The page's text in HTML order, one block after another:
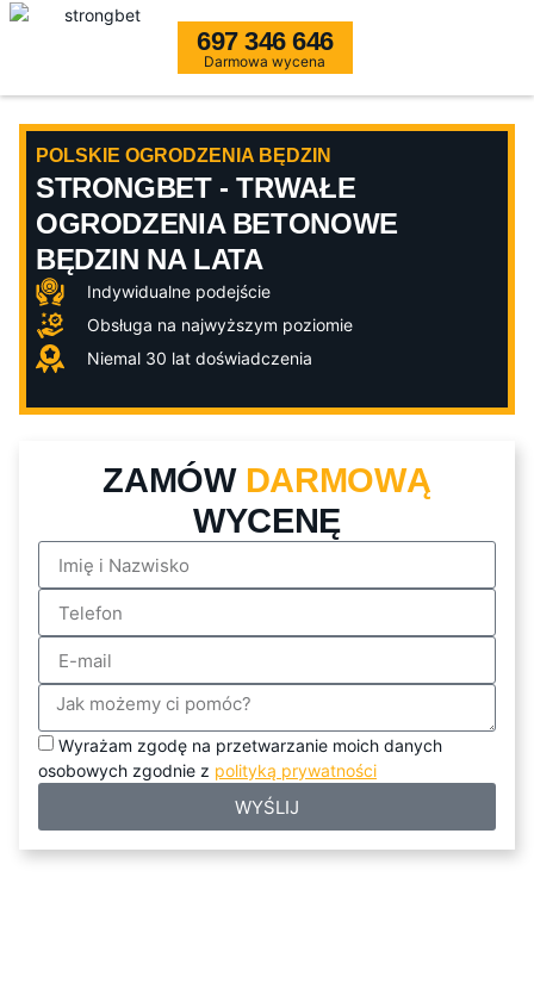
697 346 646
Darmowa wycena
POLSKIE OGRODZENIA BĘDZIN
STRONGBET - TRWAŁE
OGRODZENIA BETONOWE
BĘDZIN NA LATA
Indywidualne podejście
Obsługa na najwyższym poziomie
Niemal 30 lat doświadczenia
ZAMÓW DARMOWĄ
WYCENĘ
Wyrażam zgodę na przetwarzanie moich danych
osobowych zgodnie z polityką prywatności
WYŚLIJ